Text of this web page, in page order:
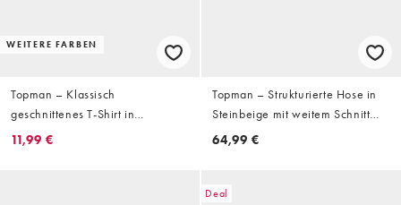
WEITERE FARBEN
Topman – Klassisch
geschnittenes T-Shirt in
Marineblau
11,99 €
Topman – Strukturierte Hose in
Steinbeige mit weitem Schnitt
und Gürtel
64,99 €
Deal